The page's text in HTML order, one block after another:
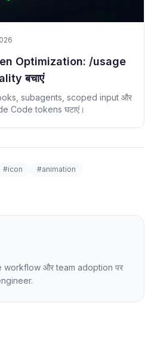
Optimization: /usage
बचाएं
subagents, scoped input और
Code tokens घटाएं।
#icon
#animation
workflow और team adoption पर